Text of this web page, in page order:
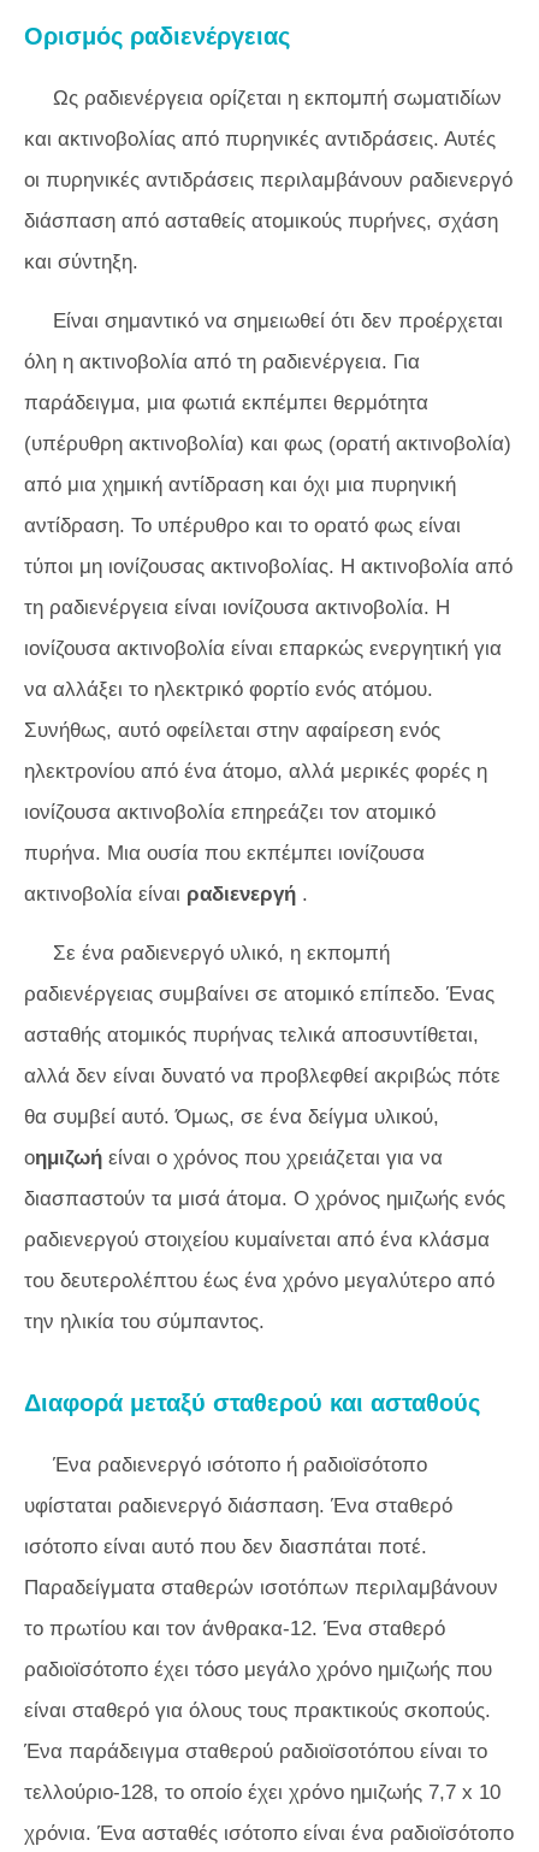
Ορισμός ραδιενέργειας
Ως ραδιενέργεια ορίζεται η εκπομπή σωματιδίων
και ακτινοβολίας από πυρηνικές αντιδράσεις. Αυτές
οι πυρηνικές αντιδράσεις περιλαμβάνουν ραδιενεργό
διάσπαση από ασταθείς ατομικούς πυρήνες, σχάση
και σύντηξη.
Είναι σημαντικό να σημειωθεί ότι δεν προέρχεται
όλη η ακτινοβολία από τη ραδιενέργεια. Για
παράδειγμα, μια φωτιά εκπέμπει θερμότητα
(υπέρυθρη ακτινοβολία) και φως (ορατή ακτινοβολία)
από μια χημική αντίδραση και όχι μια πυρηνική
αντίδραση. Το υπέρυθρο και το ορατό φως είναι
τύποι μη ιονίζουσας ακτινοβολίας. Η ακτινοβολία από
τη ραδιενέργεια είναι ιονίζουσα ακτινοβολία. Η
ιονίζουσα ακτινοβολία είναι επαρκώς ενεργητική για
να αλλάξει το ηλεκτρικό φορτίο ενός ατόμου.
Συνήθως, αυτό οφείλεται στην αφαίρεση ενός
ηλεκτρονίου από ένα άτομο, αλλά μερικές φορές η
ιονίζουσα ακτινοβολία επηρεάζει τον ατομικό
πυρήνα. Μια ουσία που εκπέμπει ιονίζουσα
ακτινοβολία είναι ραδιενεργή .
Σε ένα ραδιενεργό υλικό, η εκπομπή
ραδιενέργειας συμβαίνει σε ατομικό επίπεδο. Ένας
ασταθής ατομικός πυρήνας τελικά αποσυντίθεται,
αλλά δεν είναι δυνατό να προβλεφθεί ακριβώς πότε
θα συμβεί αυτό. Όμως, σε ένα δείγμα υλικού,
οημιζωή είναι ο χρόνος που χρειάζεται για να
διασπαστούν τα μισά άτομα. Ο χρόνος ημιζωής ενός
ραδιενεργού στοιχείου κυμαίνεται από ένα κλάσμα
του δευτερολέπτου έως ένα χρόνο μεγαλύτερο από
την ηλικία του σύμπαντος.
Διαφορά μεταξύ σταθερού και ασταθούς
Ένα ραδιενεργό ισότοπο ή ραδιοϊσότοπο
υφίσταται ραδιενεργό διάσπαση. Ένα σταθερό
ισότοπο είναι αυτό που δεν διασπάται ποτέ.
Παραδείγματα σταθερών ισοτόπων περιλαμβάνουν
το πρωτίου και τον άνθρακα-12. Ένα σταθερό
ραδιοϊσότοπο έχει τόσο μεγάλο χρόνο ημιζωής που
είναι σταθερό για όλους τους πρακτικούς σκοπούς.
Ένα παράδειγμα σταθερού ραδιοϊσοτόπου είναι το
τελλούριο-128, το οποίο έχει χρόνο ημιζωής 7,7 x 10
χρόνια. Ένα ασταθές ισότοπο είναι ένα ραδιοϊσότοπο